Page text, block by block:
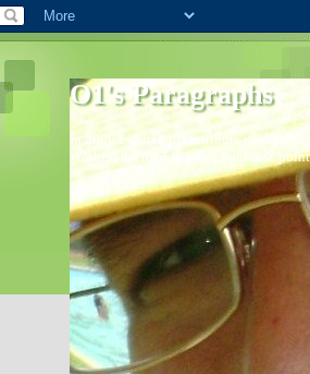
O1's Paragraphs
In 2006 I started to distribute
World- I decided to bring out those